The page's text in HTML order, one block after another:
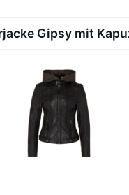
Gipsy mit